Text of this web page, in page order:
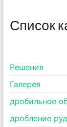
Список
Pешения
Галерея
дробильное
дробление